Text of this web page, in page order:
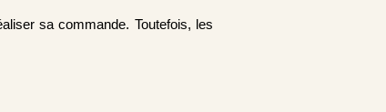
sa commande. Toutefois, les